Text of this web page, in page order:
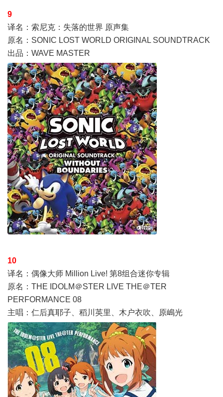
9
译名：索尼克：失落的世界 原声集
原名：SONIC LOST WORLD ORIGINAL SOUNDTRACK
出品：WAVE MASTER
10
译名：偶像大师 Million Live! 第8组合迷你专辑
原名：THE IDOLM＠STER LIVE THE＠TER
PERFORMANCE 08
主唱：仁后真耶子、稻川英里、木户衣吹、原嶋光